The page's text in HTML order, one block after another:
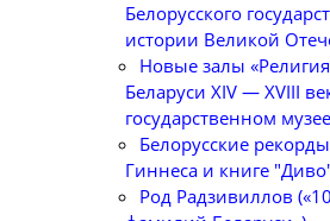
Белорусского
истории Великой
Новые залы
Беларуси XIV — XVIII
государственном
Белорусские
Гиннеса и книге
Род Радзивиллов